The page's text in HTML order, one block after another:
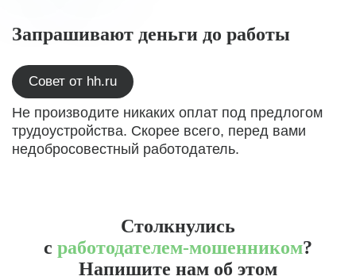
Запрашивают деньги до работы
Совет от hh.ru
Не производите никаких оплат под предлогом
трудоустройства. Скорее всего, перед вами
недобросовестный работодатель.
Столкнулись
с работодателем-мошенником?
Напишите нам об этом